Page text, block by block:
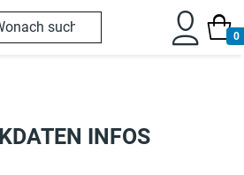
0
INFOS